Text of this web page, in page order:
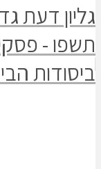
- פסקים
הבית